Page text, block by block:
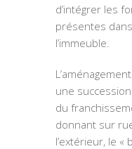
d’intégrer les
présentes
l’immeuble.
une
du
donnant sur
l’extérieur, le